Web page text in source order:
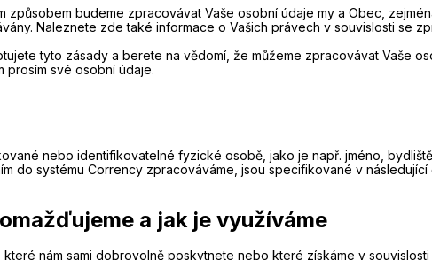
způsobem budeme zpracovávat Vaše osobní údaje my a Obec,
Naleznete zde také informace o Vašich právech v souvislosti se
tyto zásady a berete na vědomí, že můžeme zpracovávat Vaše
prosím své osobní údaje.
nebo identifikovatelné fyzické osobě, jako je např. jméno,
do systému Corrency zpracováváme, jsou specifikované v následující
a jak je využíváme
nám sami dobrovolně poskytnete nebo které získáme v